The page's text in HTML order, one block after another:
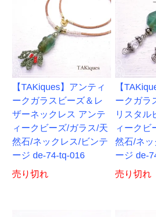
【TAKiques】アンティ
ークガラスビーズ＆レ
ザーネックレス アンテ
ィークビーズ/ガラス/天
然石/ネックレス/ビンテ
ージ de-74-tq-016
売り切れ
【
ークガラ
リスタル
ィークビ
然石/ネ
ージ de-
売り切れ